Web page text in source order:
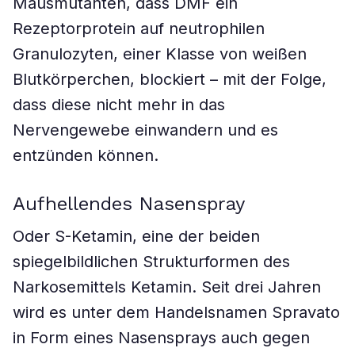
Rezeptorprotein auf neutrophilen
Granulozyten, einer Klasse von weißen
Blutkörperchen, blockiert – mit der Folge,
dass diese nicht mehr in das
Nervengewebe einwandern und es
entzünden können.
Aufhellendes Nasenspray
Oder S-Ketamin, eine der beiden
spiegelbildlichen Strukturformen des
Narkosemittels Ketamin. Seit drei Jahren
wird es unter dem Handelsnamen Spravato
in Form eines Nasensprays auch gegen